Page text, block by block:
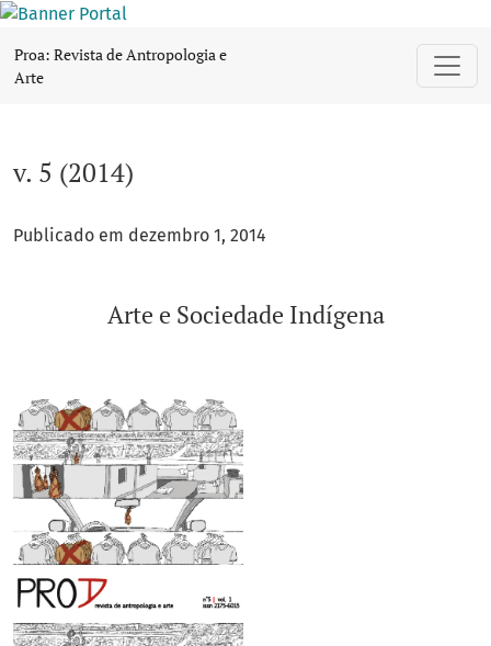
Proa: Revista de Antropologia e
Arte
v. 5 (2014)
Publicado em dezembro 1, 2014
Arte e Sociedade Indígena